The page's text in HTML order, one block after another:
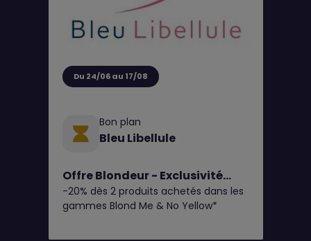
Du 24/06 au 17/08
Bon plan
Bleu Libellule
Offre Blondeur - Exclusivité
Club
-20% dès 2 produits achetés dans les
gammes Blond Me & No Yellow*